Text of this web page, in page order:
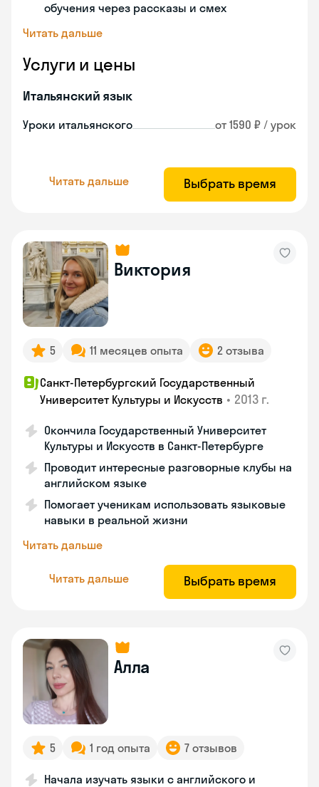
обучения через рассказы и смех
Читать дальше
Услуги и цены
Итальянский язык
Уроки итальянского от 1590 ₽ / урок
Читать дальше Выбрать время
Виктория
5 11 месяцев опыта 2 отзыва
Санкт-Петербургский Государственный
Университет Культуры и Искусств • 2013 г.
Окончила Государственный Университет
Культуры и Искусств в Санкт-Петербурге
Проводит интересные разговорные клубы на
английском языке
Помогает ученикам использовать языковые
навыки в реальной жизни
Читать дальше
Читать дальше Выбрать время
Алла
5 1 год опыта 7 отзывов
Начала изучать языки с английского и